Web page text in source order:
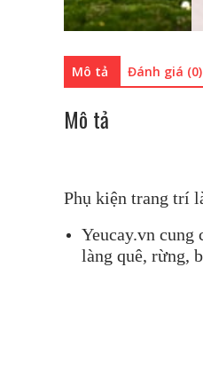
Mô tả Đánh giá (0)
Mô tả
Phụ kiện trang trí
Yeucay.vn cung
làng quê, rừng,